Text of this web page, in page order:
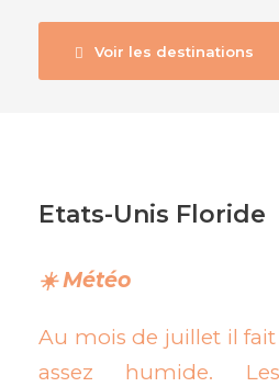
Voir les destinations
Etats-Unis Floride
☀️ Météo
Au mois de juillet il fait
assez humide.